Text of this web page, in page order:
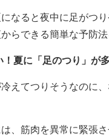
なると夜中に足がつり
らできる簡単な予防法
！夏に「足のつり」が
冷えてつりそうなのに
、筋肉を異常に緊張